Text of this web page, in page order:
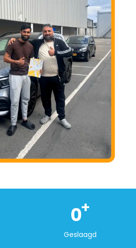
0+
Geslaagd